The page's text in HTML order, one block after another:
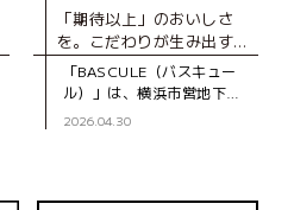
「期待以上」のおいしさ
を。こだわりが生み出す、
とびきりのスイーツ
「BASCULE（バスキュー
ル）」は、横浜市営地下
鉄・センター南駅から徒歩3
藤さんは、自
2026.04.30